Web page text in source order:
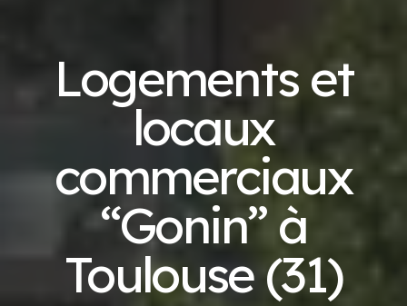
Logements et
locaux
commerciaux
“Gonin” à
Toulouse (31)